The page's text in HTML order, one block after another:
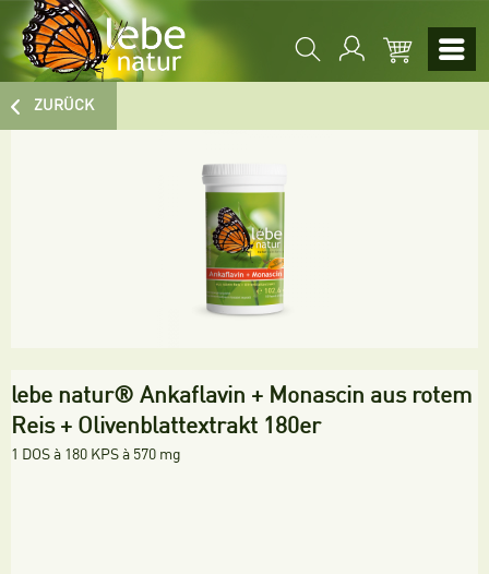
ZURÜCK
lebe natur® Ankaflavin + Monascin aus rotem
Reis + Olivenblattextrakt 180er
1 DOS à 180 KPS à 570 mg